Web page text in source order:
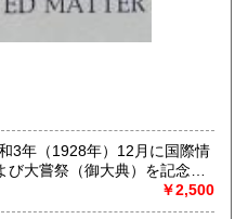
3年（1928年）12月に国際情
大嘗祭（御大典）を記念す
。当時の儀式の様子や関連行
多数収録されています。
￥2,500